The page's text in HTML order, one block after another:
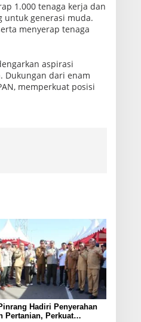
1.000 tenaga kerja dan
untuk generasi muda.
menyerap tenaga
aspirasi
Dukungan dari enam
memperkuat posisi
Hadiri Penyerahan
Pertanian, Perkuat